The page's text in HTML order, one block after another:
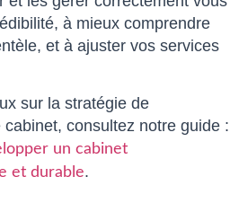
à mieux comprendre
et à ajuster vos services
sur la stratégie de
consultez notre guide :
un cabinet
et durable.